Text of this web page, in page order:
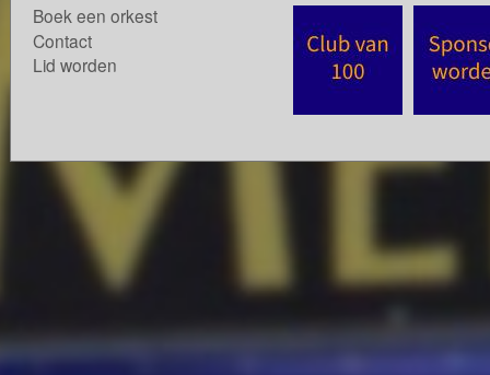
Boek een orkest
Contact
Lid worden